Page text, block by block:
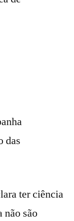
das
ter ciência
não são